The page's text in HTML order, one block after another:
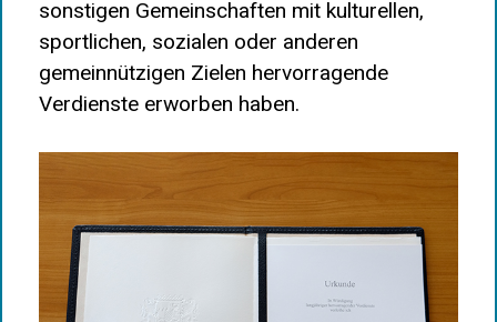
sonstigen Gemeinschaften mit kulturellen,
sportlichen, sozialen oder anderen
gemeinnützigen Zielen hervorragende
Verdienste erworben haben.